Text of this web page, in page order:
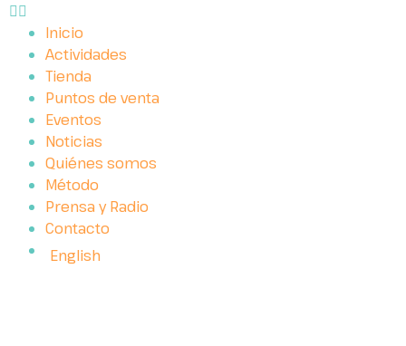
Inicio
Actividades
Tienda
Puntos de venta
Eventos
Noticias
Quiénes somos
Método
Prensa y Radio
Contacto
English